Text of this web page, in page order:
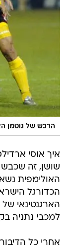
הרכש של גוטמן
איך אוסי
שושן, זה שכבש
האולימפית
הכדורגל
למכבי נתניה
אחרי כל